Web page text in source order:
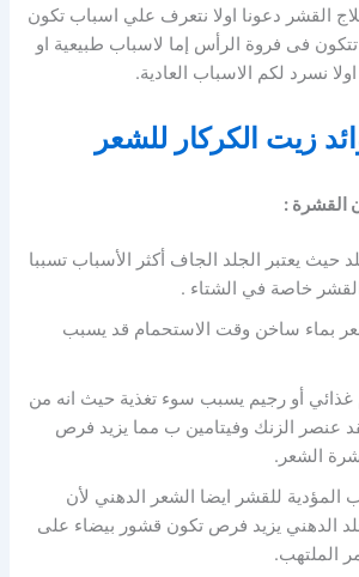
القشر دعونا اولا نتعرف علي اسباب تكون
فى فروة الرأس إما لاسباب طبيعية او
نسرد لكم الاسباب العادية.
زيت الكركار للشعر
القشرة :
حيث يعتبر الجلد الجاف أكثر الأسباب تسببا
خاصة في الشتاء .
بماء ساخن وقت الاستحمام قد يسبب
أو رجيم يسبب سوء تغذية حيث انه من
عنصر الزنك وفيتامين ب مما يزيد فرص
الشعر.
المؤدية للقشر ايضا الشعر الدهني لأن
الدهني يزيد فرص تكون قشور بيضاء على
الملتهب.